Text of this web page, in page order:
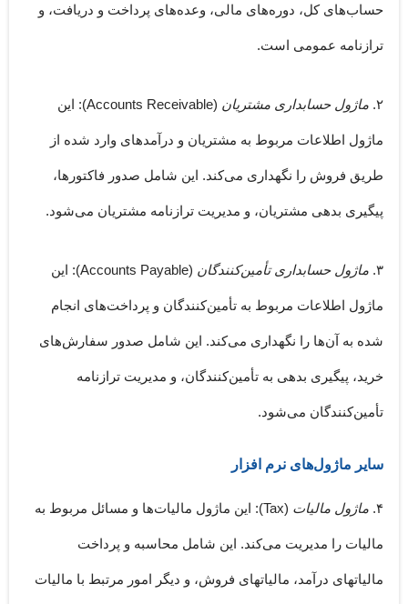
حساب‌های کل، دوره‌های مالی، وعده‌های پرداخت و دریافت، و
ترازنامه عمومی است.
۲. ماژول حسابداری مشتریان (Accounts Receivable): این
ماژول اطلاعات مربوط به مشتریان و درآمدهای وارد شده از
طریق فروش را نگهداری می‌کند. این شامل صدور فاکتورها،
پیگیری بدهی مشتریان، و مدیریت ترازنامه مشتریان می‌شود.
۳. ماژول حسابداری تأمین‌کنندگان (Accounts Payable): این
ماژول اطلاعات مربوط به تأمین‌کنندگان و پرداخت‌های انجام
شده به آن‌ها را نگهداری می‌کند. این شامل صدور سفارش‌های
خرید، پیگیری بدهی به تأمین‌کنندگان، و مدیریت ترازنامه
تأمین‌کنندگان می‌شود.
سایر ماژول‌های نرم افزار
۴. ماژول مالیات (Tax): این ماژول مالیات‌ها و مسائل مربوط به
مالیات را مدیریت می‌کند. این شامل محاسبه و پرداخت
مالیاتهای درآمد، مالیاتهای فروش، و دیگر امور مرتبط با مالیات